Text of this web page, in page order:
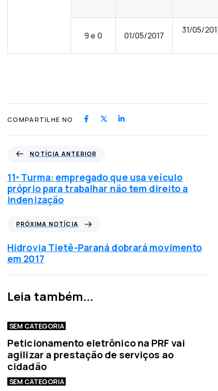
9 e 0 01/05/2017
31/05/
COMPARTILHE NO
t
í
c
i
t
e
r
o
NOTÍCIA ANTERIOR
11ª Turma: empregado que usa veículo
próprio para trabalhar não tem direito a
indenização
ó
x
i
m
n
t
í
c
i
a
PRÓXIMA NOTÍCIA
Hidrovia Tietê-Paraná dobrará movimento
em 2017
Leia também...
SEM CATEGORIA
Peticionamento eletrônico na PRF vai
agilizar a prestação de serviços ao
cidadão
SEM CATEGORIA